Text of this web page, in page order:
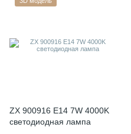
ZX 900916 E14 7W 4000K
светодиодная лампа